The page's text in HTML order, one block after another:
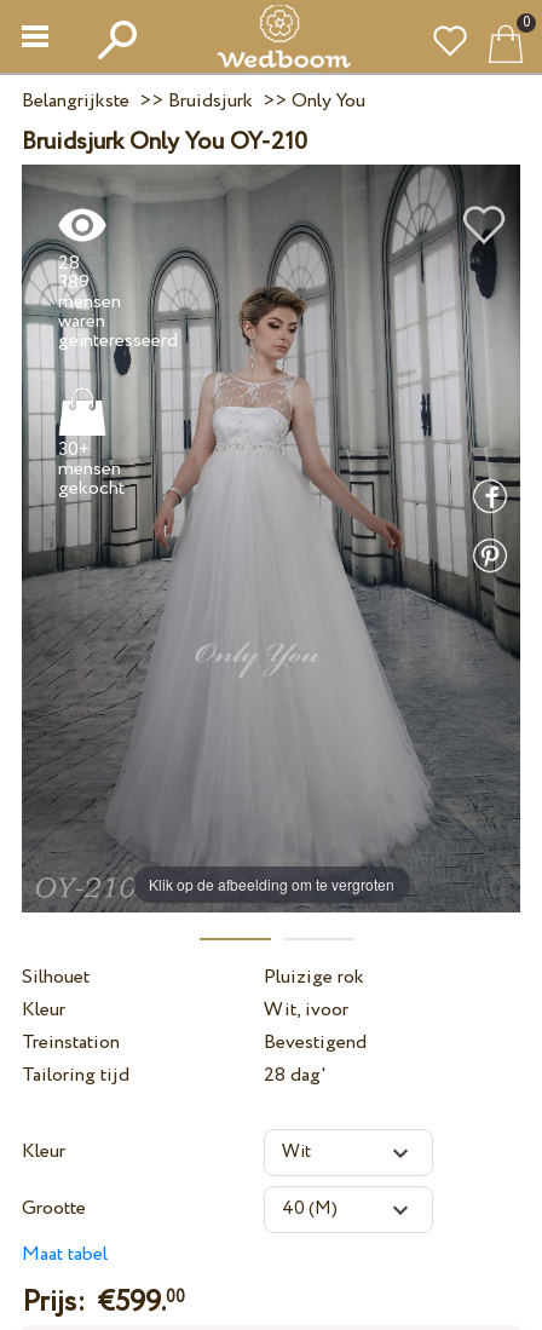
0
Belangrijkste >> Bruidsjurk >> Only You
Bruidsjurk Only You OY-210
Klik op de afbeelding om te vergroten
28
389
mensen
waren
30+
mensen
gekocht
Silhouet
Pluizige rok
Kleur
Wit, ivoor
Treinstation
Bevestigend
Tailoring tijd
28 dag'
Kleur
Grootte
Maat tabel
Prijs: €599.00